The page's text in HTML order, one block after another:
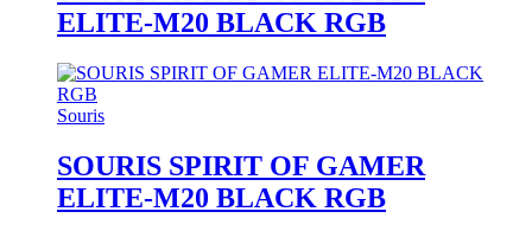
ELITE-M20 BLACK RGB
Souris
SOURIS SPIRIT OF GAMER
ELITE-M20 BLACK RGB